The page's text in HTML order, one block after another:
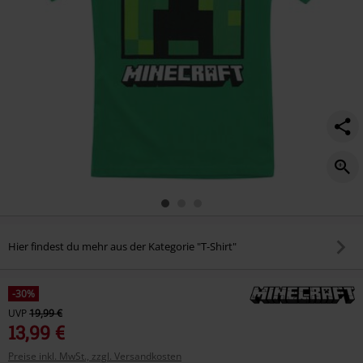
Hier findest du mehr aus der Kategorie "T-Shirt"
-30%
UVP19,99 €
13,99 €
Preise inkl. MwSt., zzgl. Versandkosten